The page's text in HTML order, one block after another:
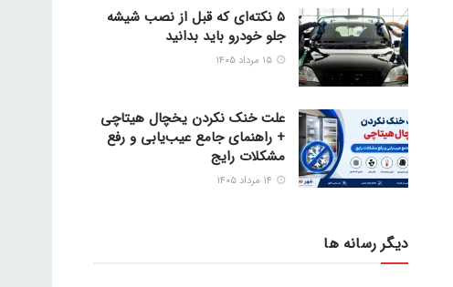
5 نکته‌ای که قبل از نصب شیشه
جلو خودرو باید بدانید
علت خنک نکردن یخچال هیتاچی
+ راهنمای جامع عیب‌یابی و رفع
مشکلات رایج
دیگر رسانه ها